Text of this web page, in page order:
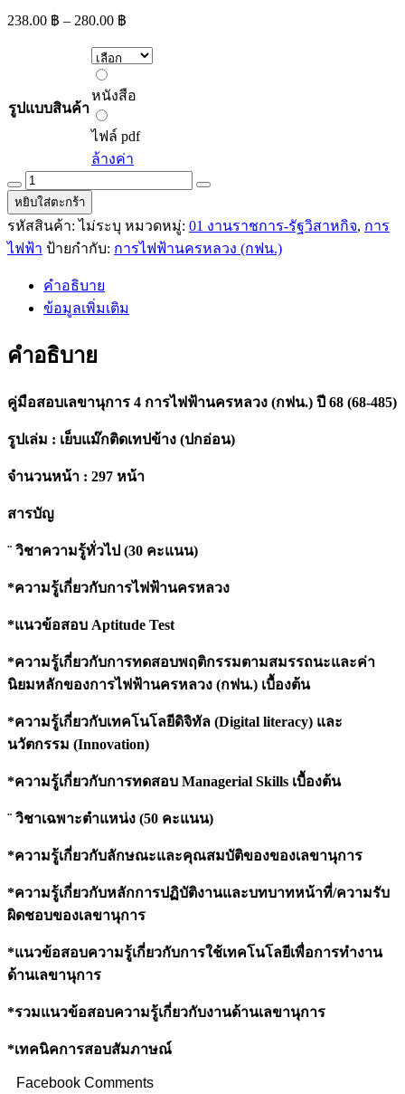
238.00 ฿ – 280.00 ฿
238.00 ฿
280.00 ฿
รูปแบบสินค้า
หนังสือ
หนังสือ
ไฟล์
pdf
ไฟล์ pdf
ล้างค่า
คู่มือ
สอบ
เลขานุการ
4
ไฟฟ้า
นครหลวง
ปี
(68-
485)
หยิบใส่ตะกร้า
รหัสสินค้า:ไม่ระบุ หมวดหมู่: 01 งานราชการ-รัฐวิสาหกิจ, การ
ไฟฟ้า ป้ายกำกับ: การไฟฟ้านครหลวง (กฟน.)
คำอธิบาย
ข้อมูลเพิ่มเติม
คำอธิบาย
คู่มือสอบเลขานุการ 4 การไฟฟ้านครหลวง (กฟน.) ปี 68 (68-485)
รูปเล่ม : เย็บแม๊กติดเทปข้าง (ปกอ่อน)
จำนวนหน้า : 297 หน้า
สารบัญ
¨ วิชาความรู้ทั่วไป (30 คะแนน)
*ความรู้เกี่ยวกับการไฟฟ้านครหลวง
*แนวข้อสอบ Aptitude Test
*ความรู้เกี่ยวกับการทดสอบพฤติกรรมตามสมรรถนะและค่า
นิยมหลักของการไฟฟ้านครหลวง (กฟน.) เบื้องต้น
*ความรู้เกี่ยวกับเทคโนโลยีดิจิทัล (Digital literacy) และ
นวัตกรรม (Innovation)
*ความรู้เกี่ยวกับการทดสอบ Managerial Skills เบื้องต้น
¨ วิชาเฉพาะตำแหน่ง (50 คะแนน)
*ความรู้เกี่ยวกับลักษณะและคุณสมบัติของของเลขานุการ
*ความรู้เกี่ยวกับหลักการปฏิบัติงานและบทบาทหน้าที่/ความรับ
ผิดชอบของเลขานุการ
*แนวข้อสอบความรู้เกี่ยวกับการใช้เทคโนโลยีเพื่อการทำงาน
ด้านเลขานุการ
*รวมแนวข้อสอบความรู้เกี่ยวกับงานด้านเลขานุการ
*เทคนิคการสอบสัมภาษณ์
Facebook Comments